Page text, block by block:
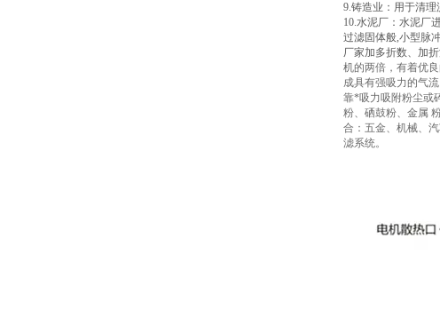
9.铸造业：用于清
10.水泥厂：水泥厂
过滤固体般,小型脉
厂家加多折数、加
机的两倍，有着优
成具有强吸力的气
靠*吸力吸附粉尘或
粉、硒鼓粉、金属
合：五金、机械、
滤系统。